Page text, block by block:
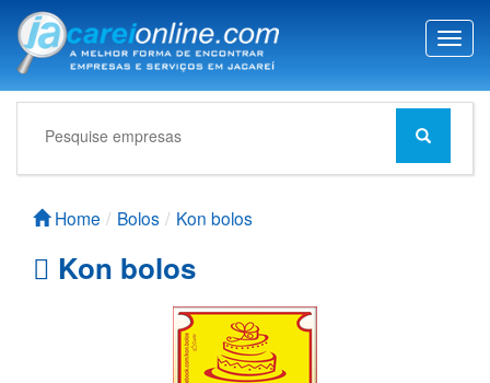
T
o
g
g
n
Home Bolos Kon bolos
Kon bolos